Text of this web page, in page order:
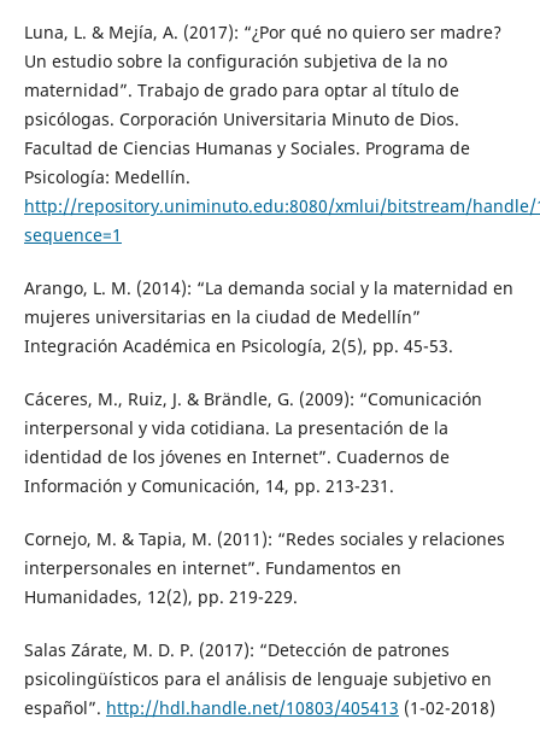
Luna, L. & Mejía, A. (2017): “¿Por qué no quiero ser madre?
Un estudio sobre la configuración subjetiva de la no
maternidad”. Trabajo de grado para optar al título de
psicólogas. Corporación Universitaria Minuto de Dios.
Facultad de Ciencias Humanas y Sociales. Programa de
Psicología: Medellín.
http://repository.uniminuto.edu:8080/xmlui/bitstream/handle/
sequence=1
Arango, L. M. (2014): “La demanda social y la maternidad en
mujeres universitarias en la ciudad de Medellín”
Integración Académica en Psicología, 2(5), pp. 45-53.
Cáceres, M., Ruiz, J. & Brändle, G. (2009): “Comunicación
interpersonal y vida cotidiana. La presentación de la
identidad de los jóvenes en Internet”. Cuadernos de
Información y Comunicación, 14, pp. 213-231.
Cornejo, M. & Tapia, M. (2011): “Redes sociales y relaciones
interpersonales en internet”. Fundamentos en
Humanidades, 12(2), pp. 219-229.
Salas Zárate, M. D. P. (2017): “Detección de patrones
psicolingüísticos para el análisis de lenguaje subjetivo en
español”. http://hdl.handle.net/10803/405413 (1-02-2018)